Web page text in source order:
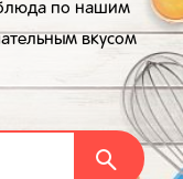
блюда по нашим
вкусом
Найти